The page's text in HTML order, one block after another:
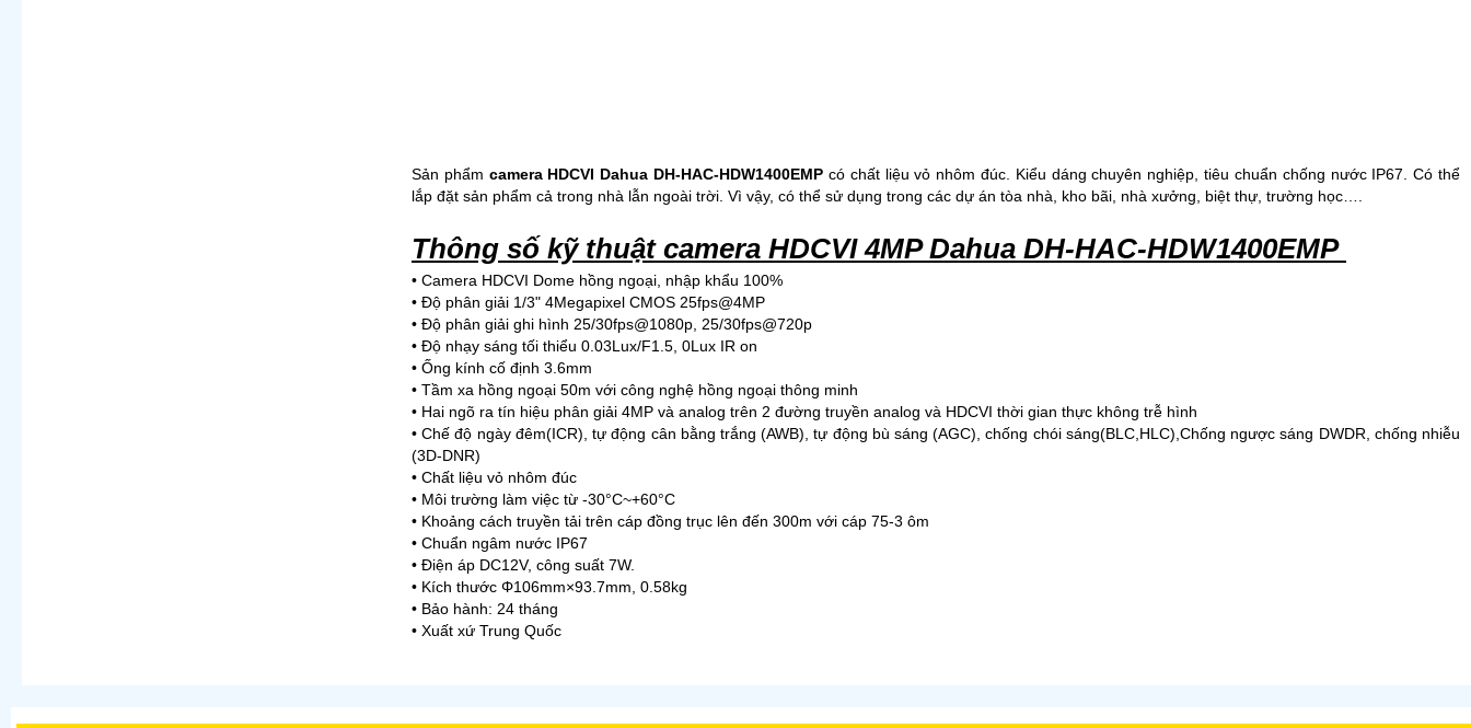
Sản phẩm camera HDCVI Dahua DH-HAC-HDW1400EMP có chất liệu vỏ nhôm đúc . Kiểu dáng chuyên nghiệp, tiêu chuẩn chống nước IP67. Có thể
lắp đặt sản phẩm cả trong nhà lẫn ngoài trời. Vì vậy, có thể sử dụng trong các dự án tòa nhà, kho bãi, nhà xưởng, biệt thự, trường học….
Thông số kỹ thuật camera HDCVI 4MP Dahua DH-HAC-HDW1400EMP
• Camera HDCVI Dome hồng ngoại, nhập khẩu 100%
• Độ phân giải 1/3" 4Megapixel CMOS 25fps@4MP
• Độ phân giải ghi hình 25/30fps@1080p, 25/30fps@720p
• Độ nhạy sáng tối thiểu 0.03Lux/F1.5, 0Lux IR on
​• Ống kính cố định 3.6mm
• Tầm xa hồng ngoại 50m với công nghệ hồng ngoại thông minh
• Hai ngõ ra tín hiệu phân giải 4MP và analog trên 2 đường truyền analog và HDCVI thời gian thực không trễ hình
• Chế độ ngày đêm(ICR), tự động cân bằng trắng (AWB), tự động bù sáng (AGC), chống chói sáng(BLC,HLC),Chống ngược sáng DWDR, chống nhiễu
(3D-DNR)
• Chất liệu vỏ nhôm đúc
• Môi trường làm việc từ -30°C~+60°C
• Khoảng cách truyền tải trên cáp đồng trục lên đến 300m với cáp 75-3 ôm
• Chuẩn ngâm nước IP67
• Điện áp DC12V, công suất 7W.
• Kích thước Φ106mm×93.7mm, 0.58kg
• Bảo hành: 24 tháng
• Xuất xứ Trung Quốc